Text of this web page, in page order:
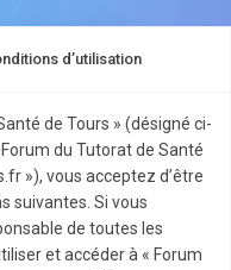
d’utilisation
de Tours » (désigné ci-
Forum du Tutorat de Santé
»), vous acceptez d’être
suivantes. Si vous
de toutes les
et accéder à « Forum